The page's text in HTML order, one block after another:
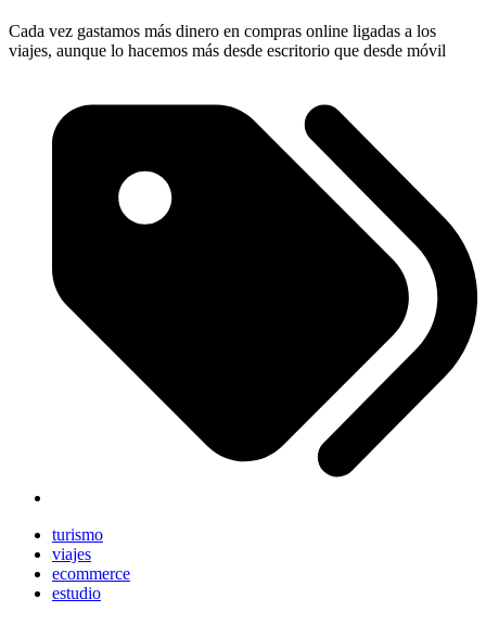
Cada vez gastamos más dinero en compras online ligadas a los
viajes, aunque lo hacemos más desde escritorio que desde móvil
turismo
viajes
ecommerce
estudio